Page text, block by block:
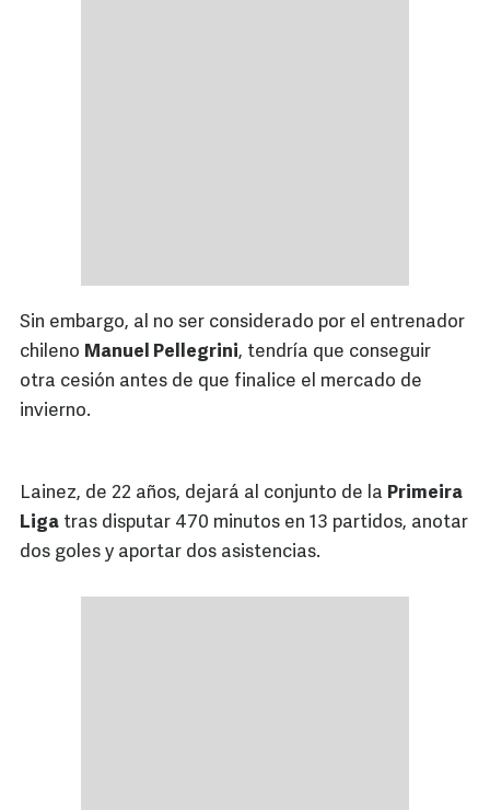
Sin embargo, al no ser considerado por el entrenador
chileno Manuel Pellegrini, tendría que conseguir
otra cesión antes de que finalice el mercado de
invierno.
Lainez, de 22 años, dejará al conjunto de la Primeira
Liga tras disputar 470 minutos en 13 partidos, anotar
dos goles y aportar dos asistencias.